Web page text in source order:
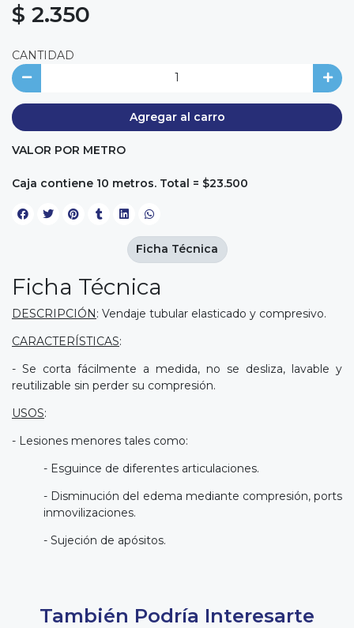
$ 2.350
CANTIDAD
Agregar al carro
VALOR POR METRO
Caja contiene 10 metros. Total = $23.500
Ficha Técnica
DESCRIPCIÓN: Vendaje tubular elasticado y compresivo.
CARACTERÍSTICAS:
- Se corta fácilmente a medida, no se desliza, lavable y
reutilizable sin perder su compresión.
USOS:
- Lesiones menores tales como:
- Esguince de diferentes articulaciones.
- Disminución del edema mediante compresión, ports
inmovilizaciones.
- Sujeción de apósitos.
Ficha Técnica
También Podría Interesarte